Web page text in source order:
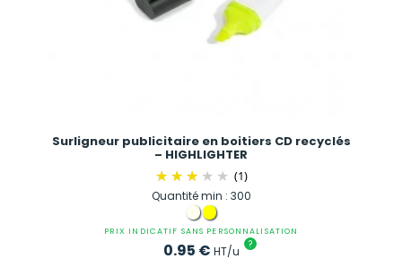
Surligneur publicitaire en boitiers CD recyclés
– HIGHLIGHTER
(1)
Quantité min : 300
PRIX INDICATIF SANS PERSONNALISATION
0.95 € HT/u ?